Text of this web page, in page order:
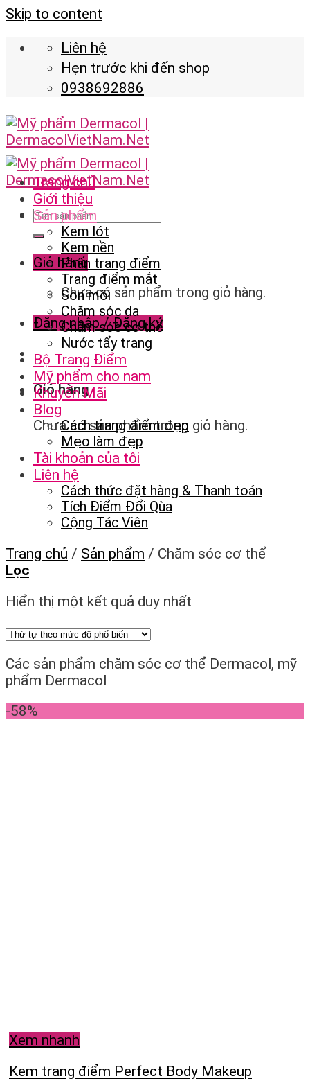
Skip to content
Liên hệ
Hẹn trước khi đến shop
0938692886
Giỏ hàng
Chưa có sản phẩm trong giỏ hàng.
Đăng nhập / Đăng ký
Giỏ hàng
Chưa có sản phẩm trong giỏ hàng.
Trang chủ
Giới thiệu
Sản phẩm
Kem lót
Kem nền
Phấn trang điểm
Trang điểm mắt
Son môi
Chăm sóc da
Chăm sóc cơ thể
Nước tẩy trang
Bộ Trang Điểm
Mỹ phẩm cho nam
Khuyến Mãi
Blog
Cách trang điểm đẹp
Mẹo làm đẹp
Tài khoản của tôi
Liên hệ
Cách thức đặt hàng & Thanh toán
Tích Điểm Đổi Qùa
Cộng Tác Viên
Trang chủ / Sản phẩm / Chăm sóc cơ thể
Lọc
Hiển thị một kết quả duy nhất
Các sản phẩm chăm sóc cơ thể Dermacol, mỹ
phẩm Dermacol
-58%
Xem nhanh
Kem trang điểm Perfect Body Makeup